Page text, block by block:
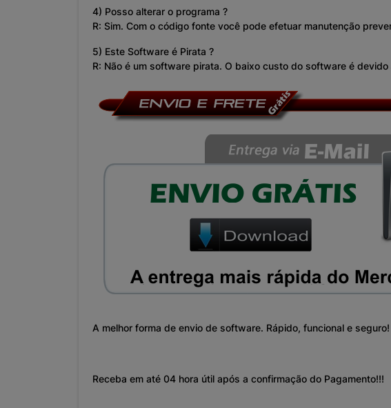
4) Posso alterar o programa ?
R: Sim. Com o código fonte você pode efetuar manutenção
5) Este Software é Pirata ?
R: Não é um software pirata. O baixo custo do software é
A melhor forma de envio de software. Rápido, funcional e seguro!
Receba em até 04 hora útil após a confirmação do Pagamento!!!